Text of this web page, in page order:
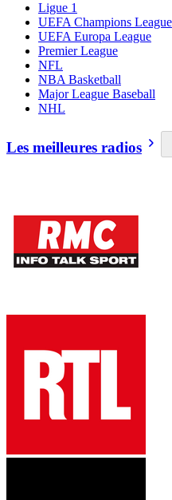
Ligue 1
UEFA Champions League
UEFA Europa League
Premier League
NFL
NBA Basketball
Major League Baseball
NHL
Les meilleures radios